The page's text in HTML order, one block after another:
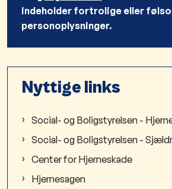
indeholder fortrolige eller
personoplysninger.
Nyttige links
Social- og Boligstyrelsen -
Social- og Boligstyrelsen -
Center for Hjerneskade
Hjernesagen